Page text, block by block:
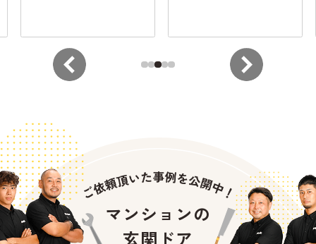
マンションの
玄関ドア